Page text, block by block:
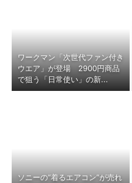
ワークマン「次世代ファン付き
ウエア」が登場 2900円商品
で狙う「日常使い」の新...
ソニーの“着るエアコン”が売れ